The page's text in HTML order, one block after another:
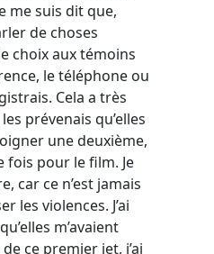
me suis dit que,
de choses
choix aux témoins
le téléphone ou
Cela a très
prévenais qu’elles
une deuxième,
pour le film. Je
car ce n’est jamais
les violences. J’ai
m’avaient
ce premier jet, j’ai